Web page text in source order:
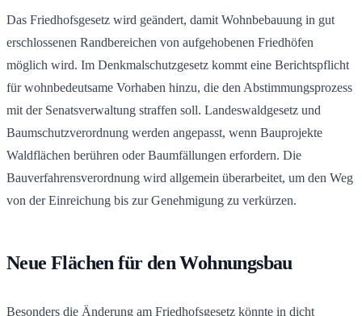
Das Friedhofsgesetz wird geändert, damit Wohnbebauung in gut
erschlossenen Randbereichen von aufgehobenen Friedhöfen
möglich wird. Im Denkmalschutzgesetz kommt eine Berichtspflicht
für wohnbedeutsame Vorhaben hinzu, die den Abstimmungsprozess
mit der Senatsverwaltung straffen soll. Landeswaldgesetz und
Baumschutzverordnung werden angepasst, wenn Bauprojekte
Waldflächen berühren oder Baumfällungen erfordern. Die
Bauverfahrensverordnung wird allgemein überarbeitet, um den Weg
von der Einreichung bis zur Genehmigung zu verkürzen.
Neue Flächen für den Wohnungsbau
Besonders die Änderung am Friedhofsgesetz könnte in dicht